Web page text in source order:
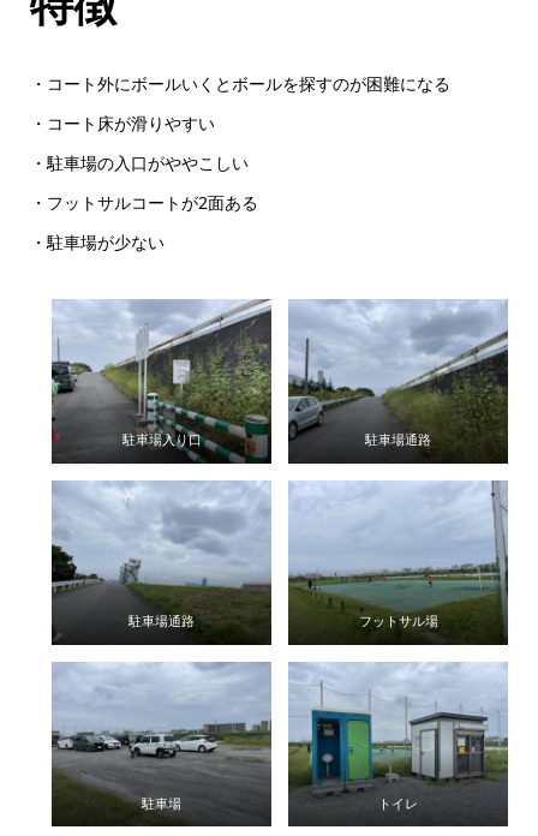
・コート外にボールいくとボールを探すのが困難になる
・コート床が滑りやすい
・駐車場の入口がややこしい
・フットサルコートが2面ある
・駐車場が少ない
駐車場入り口 駐車場通路
駐車場通路 フットサル場
駐車場 トイレ